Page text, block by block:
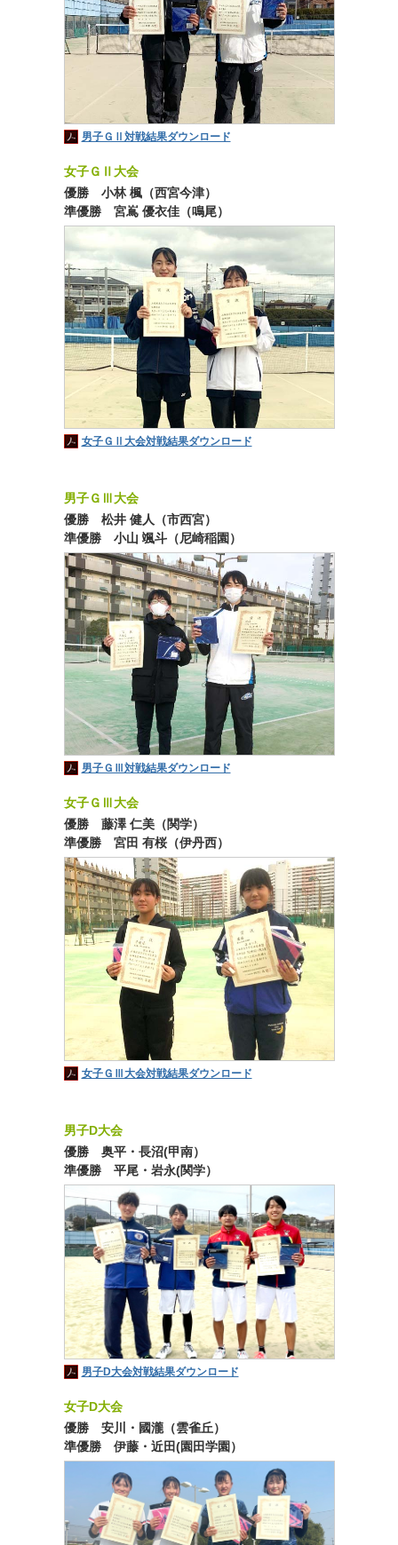
男子ＧⅡ対戦結果ダウンロード
女子ＧⅡ大会
優勝 小林 楓（西宮今津）
準優勝 宮嶌 優衣佳（鳴尾）
女子ＧⅡ大会対戦結果ダウンロード
男子ＧⅢ大会
優勝 松井 健人（市西宮）
準優勝 小山 颯斗（尼崎稲園）
男子ＧⅢ対戦結果ダウンロード
女子ＧⅢ大会
優勝 藤澤 仁美（関学）
準優勝 宮田 有桜（伊丹西）
女子ＧⅢ大会対戦結果ダウンロード
男子D大会
優勝 奥平・長沼(甲南）
準優勝 平尾・岩永(関学）
男子D大会対戦結果ダウンロード
女子D大会
優勝 安川・國瀧（雲雀丘）
準優勝 伊藤・近田(園田学園）